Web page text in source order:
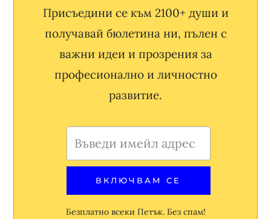
Присъедини се към 2100+ души и
получавай бюлетина ни, пълен с
важни идеи и прозрения за
професионално и личностно
развитие.
Безплатно всеки Петък. Без спам!